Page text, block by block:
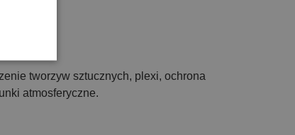
tworzyw sztucznych, plexi, ochrona
atmosferyczne.